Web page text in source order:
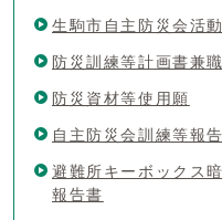
生駒市自主防災会活
防災訓練等計画書兼
防災資材等使用願
自主防災会訓練等報
避難所キーボックス
報告書